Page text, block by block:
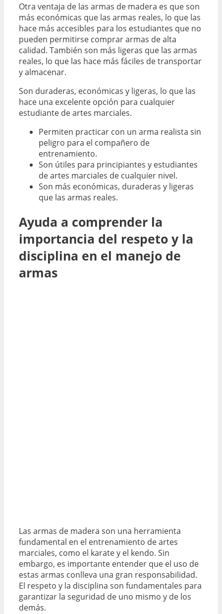
Otra ventaja de las armas de madera es que son
más económicas que las armas reales, lo que las
hace más accesibles para los estudiantes que no
pueden permitirse comprar armas de alta
calidad. También son más ligeras que las armas
reales, lo que las hace más fáciles de transportar
y almacenar.
Son duraderas, económicas y ligeras, lo que las
hace una excelente opción para cualquier
estudiante de artes marciales.
Permiten practicar con un arma realista sin
peligro para el compañero de
entrenamiento.
Son útiles para principiantes y estudiantes
de artes marciales de cualquier nivel.
Son más económicas, duraderas y ligeras
que las armas reales.
Ayuda a comprender la
importancia del respeto y la
disciplina en el manejo de
armas
Las armas de madera son una herramienta
fundamental en el entrenamiento de artes
marciales, como el karate y el kendo. Sin
embargo, es importante entender que el uso de
estas armas conlleva una gran responsabilidad.
El respeto y la disciplina son fundamentales para
garantizar la seguridad de uno mismo y de los
demás.